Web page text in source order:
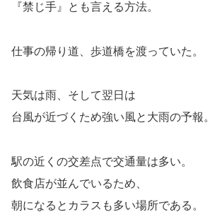
『禁じ手』とも言える方法。
仕事の帰り道、歩道橋を渡っていた。
天気は雨、そして翌日は
台風が近づくため強い風と大雨の予報。
駅の近くの交差点で交通量は多い。
飲食店が並んでいるため、
朝になるとカラスも多い場所である。